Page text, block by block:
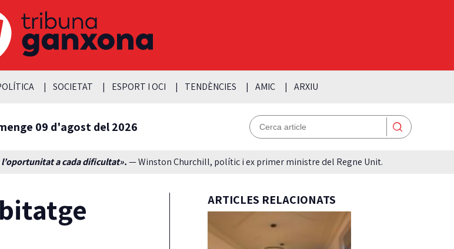
SOCIETAT ESPORT I OCI TENDÈNCIES AMIC ARXIU
09 d'agost del 2026
a cada dificultat».— Winston Churchill, polític i ex primer ministre del Regne Unit.
ARTICLES RELACIONATS